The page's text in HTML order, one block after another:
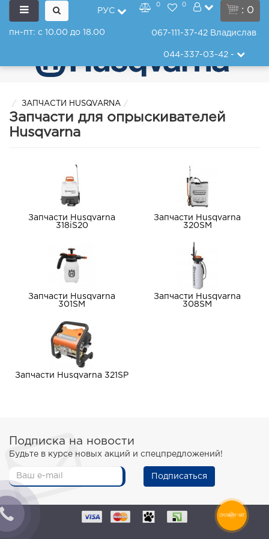
: 0
РУС
0 0
пн-пт: с 10.00 до 18.00 067-111-37-42 Владислав
044-337-03-42-
ЗАПЧАСТИ HUSQVARNA
Запчасти для опрыскивателей
Husqvarna
Запчасти Husqvarna
318iS20
Запчасти Husqvarna
320SM
Запчасти Husqvarna
301SM
Запчасти Husqvarna
308SM
Запчасти Husqvarna 321SP
Подписка на новости
Будьте в курсе новых акций и спецпредложений!
Подписаться
ОНЛАЙН ЧАТ